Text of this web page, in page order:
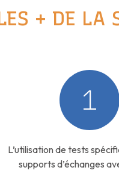
+ DE LA
1
L’utilisation de tests
supports d’échanges